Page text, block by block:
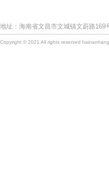
地址：海南省文昌市文城镇文蔚路169
Copyright © 2021 All rights reserved